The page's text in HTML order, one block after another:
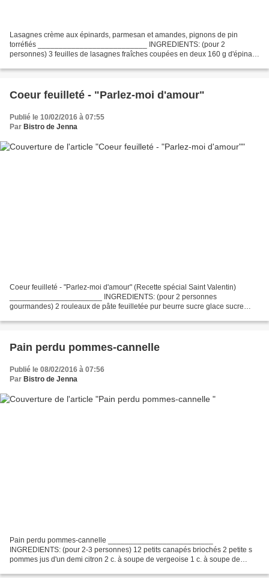
Lasagnes crème aux épinards, parmesan et amandes, pignons de pin
torréfiés __________________________ INGREDIENTS: (pour 2
personnes) 3 feuilles de lasagnes fraîches coupées en deux 160 g d'épinard
Coeur feuilleté - "Parlez-moi d'amour"
Publié le 10/02/2016 à 07:55
Par Bistro de Jenna
Coeur feuilleté - "Parlez-moi d'amour" (Recette spécial Saint Valentin)
______________________ INGREDIENTS: (pour 2 personnes
gourmandes) 2 rouleaux de pâte feuilletée pur beurre sucre glace sucre
Pain perdu pommes-cannelle
Publié le 08/02/2016 à 07:56
Par Bistro de Jenna
Pain perdu pommes-cannelle _________________________
INGREDIENTS: (pour 2-3 personnes) 12 petits canapés briochés 2 petite s
pommes jus d'un demi citron 2 c. à soupe de vergeoise 1 c. à soupe de